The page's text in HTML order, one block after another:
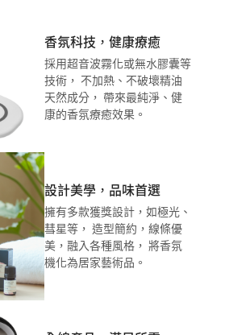
香氛科技，健康療癒
採用超音波霧化或無水膠囊等
技術， 不加熱、不破壞精油
天然成分， 帶來最純淨、健
康的香氛療癒效果。
設計美學，品味首選
擁有多款獲獎設計，如極光、
彗星等， 造型簡約，線條優
美，融入各種風格， 將香氛
機化為居家藝術品。